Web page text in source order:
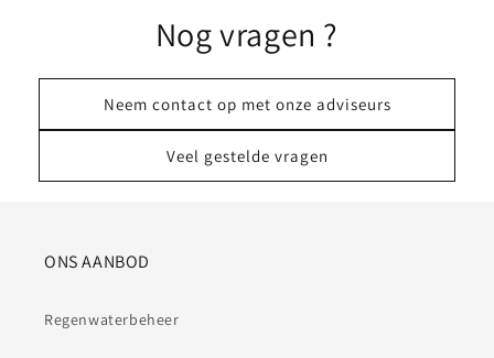
Nog vragen ?
Neem contact op met onze adviseurs
Veel gestelde vragen
ONS AANBOD
Regenwaterbeheer